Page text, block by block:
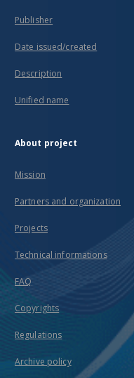
Publisher
Date issued/created
Description
Unified name
About project
Mission
Partners and organization
Projects
Technical informations
FAQ
Copyrights
Regulations
Archive policy